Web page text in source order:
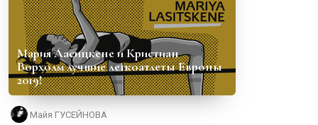
Мария Ласицкене и Кристиан
Ворхолм лучшие легкоатлеты Европы
2019!
Майя ГУСЕЙНОВА